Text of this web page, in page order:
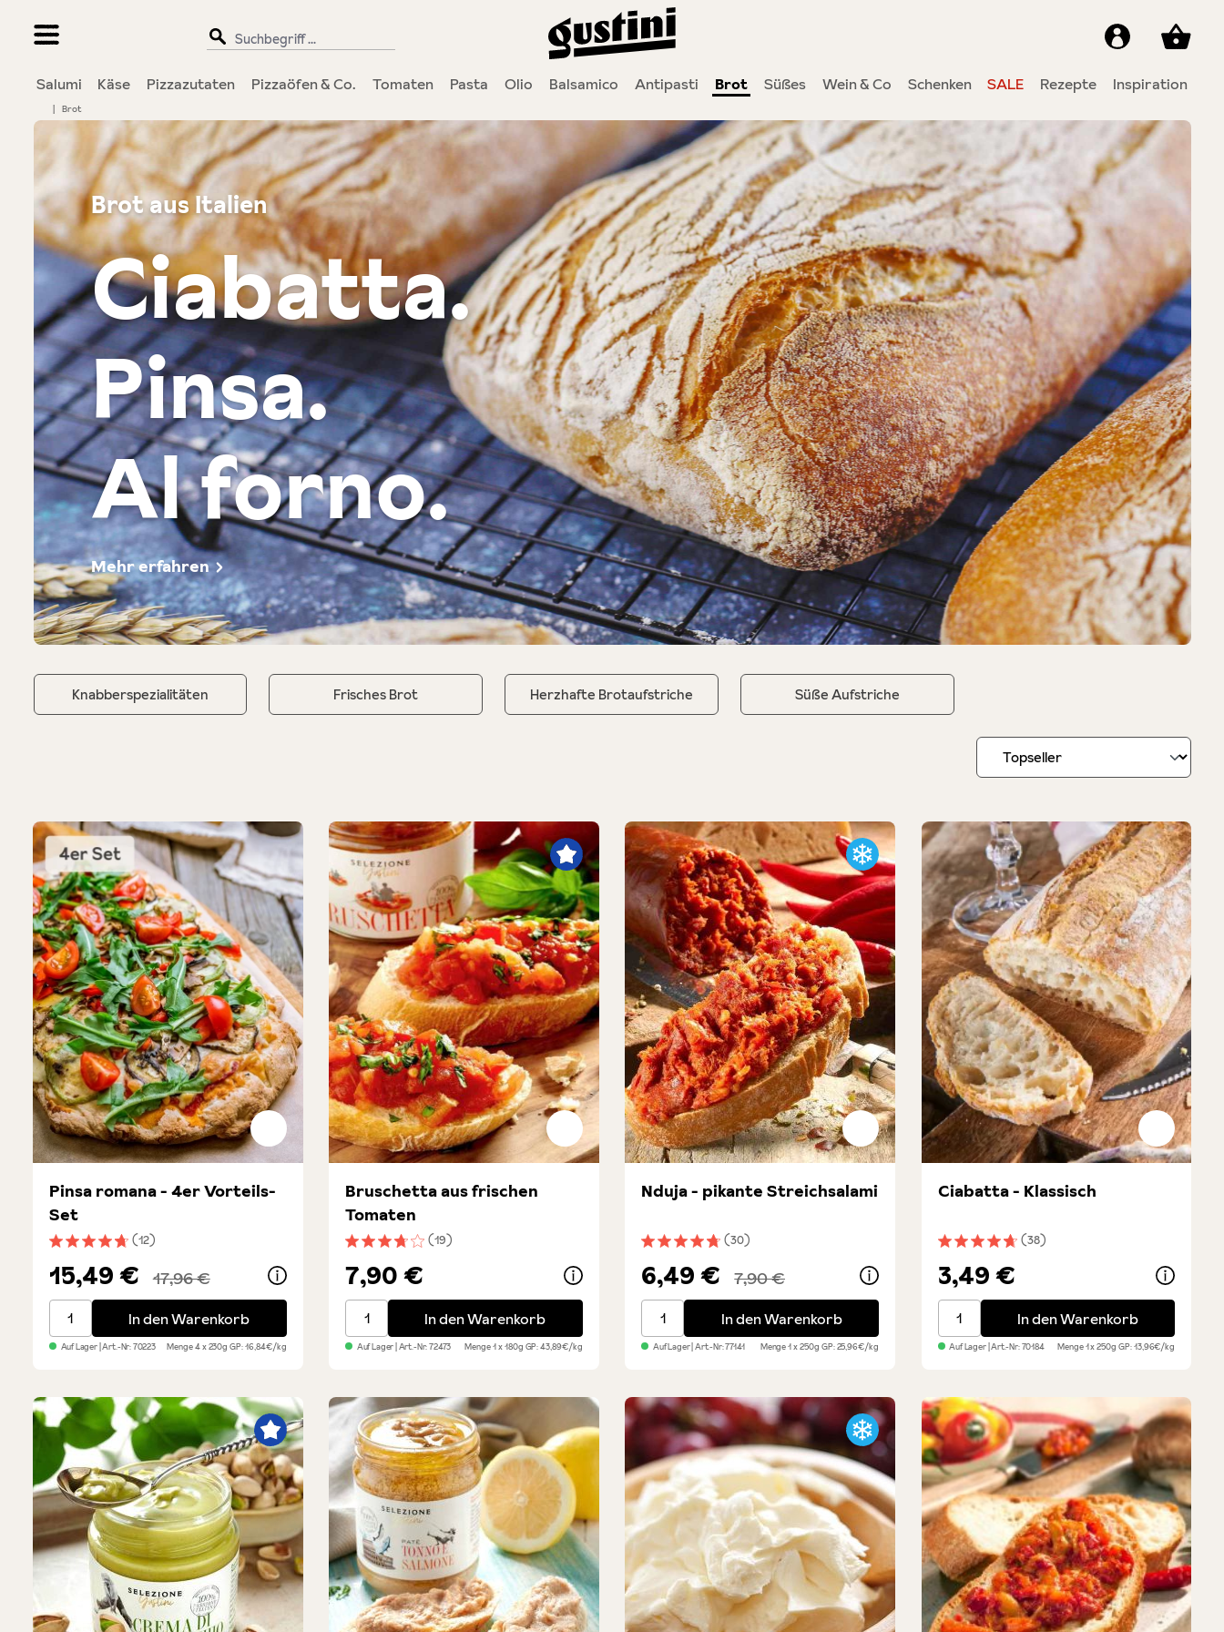
Salumi Käse Pizzazutaten Pizzaöfen & Co. Tomaten Pasta Olio Balsamico Antipasti Brot Süßes Wein & Co Schenken SALE Rezepte Inspiration
| Brot
Brot aus Italien
Ciabatta.
Pinsa.
Al forno.
Mehr erfahren
Knabberspezialitäten Frisches Brot Herzhafte Brotaufstriche Süße Aufstriche
Durchschnittliche Bewertung von 4.7 von 5 Sternen
(12)
Pinsa romana - 4er Vorteils-
Set
15,49 € 17,96 €
Pinsa romana - 4er Vorteils-Set
In den Warenkorb
Auf Lager| Art.-Nr:70223 Menge4 x 230gGP: 16,84€/kg
Durchschnittliche Bewertung von 3.8 von 5 Sternen
(19)
Bruschetta aus frischen
Tomaten
7,90 €
Bruschetta aus frischen Tomaten
In den Warenkorb
Auf Lager| Art.-Nr:72473 Menge1 x 180g GP: 43,89€/kg
Durchschnittliche Bewertung von 4.7 von 5 Sternen
(30)
Nduja - pikante Streichsalami
6,49 € 7,90 €
Nduja - pikante Streichsalami
In den Warenkorb
Auf Lager| Art.-Nr:77141 Menge1 x 250g GP: 25,96€/kg
Durchschnittliche Bewertung von 4.7 von
(38)
Ciabatta - Klassisch
3,49 €
Ciabatta - KlassischIn den Warenkorb
Auf Lager| Art.-Nr:70184 Menge1 x 250gGP: 13,96€/kg